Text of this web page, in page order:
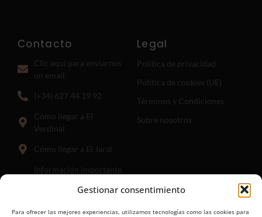
Gestionar consentimiento
Para ofrecer las mejores experiencias, utilizamos tecnologías como las cookies para
Contacto
Clic aquí para enviarnos
un email
(+34) 627 44 19 92
Cómo llegar a El
Verdinal
Cómo llegar a El Jaral
Información importante
punto hasta el que guía el
Legal
Política de privacidad
Política de cookies (UE)
Términos y Condiciones
Sobre nosotros